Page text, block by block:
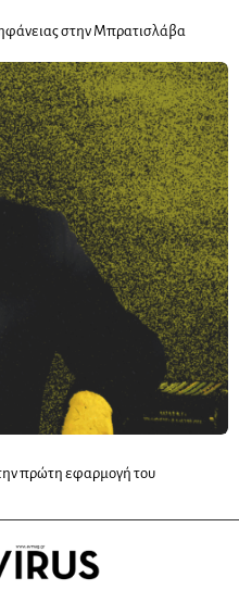
στην Μπρατισλάβα
πρώτη εφαρμογή του